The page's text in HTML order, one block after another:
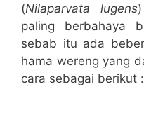
(Nilaparvata lugens
paling berbahaya
sebab itu ada
hama wereng yang
cara sebagai berikut :